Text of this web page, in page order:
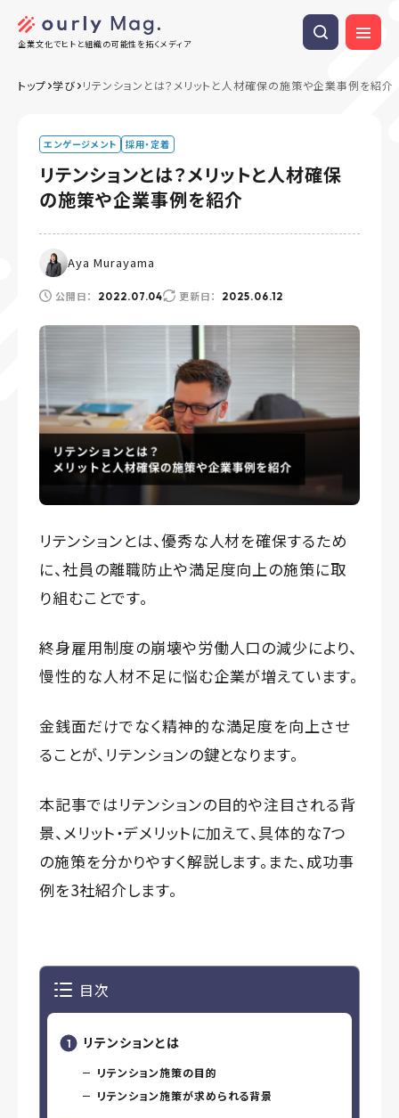
企業文化でヒトと組織の可能性を拓くメディア
トップ 学び リテンションとは？メリットと人材確保の施策や企業事例を紹介
エンゲージメント 採用・定着
リテンションとは？メリットと人材確保
の施策や企業事例を紹介
Aya Murayama
公開日： 2022.07.04 更新日： 2025.06.12
リテンションとは、優秀な人材を確保するため
に、社員の離職防止や満足度向上の施策に取
り組むことです。
終身雇用制度の崩壊や労働人口の減少により、
慢性的な人材不足に悩む企業が増えています。
金銭面だけでなく精神的な満足度を向上させ
ることが、リテンションの鍵となります。
本記事ではリテンションの目的や注目される背
景、メリット・デメリットに加えて、具体的な7つ
の施策を分かりやすく解説します。また、成功事
例を3社紹介します。
目次
リテンションとは
リテンション施策の目的
リテンション施策が求められる背景